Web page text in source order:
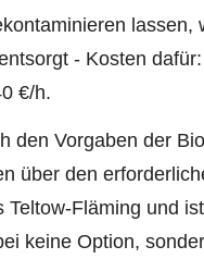
lassen,
- Kosten
€/h.
den Vorgaben der
über den
Teltow-Fläming und
keine Option,